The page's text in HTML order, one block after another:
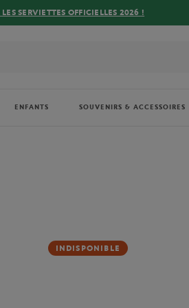
SERVIETTES OFFICIELLES 2026 !
ENFANTS SOUVENIRS & ACCESSOIRES
INDISPONIBLE